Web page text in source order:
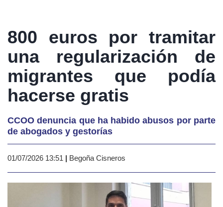
800 euros por tramitar
una regularización de
migrantes que podía
hacerse gratis
CCOO denuncia que ha habido abusos por parte
de abogados y gestorías
01/07/2026 13:51 | Begoña Cisneros